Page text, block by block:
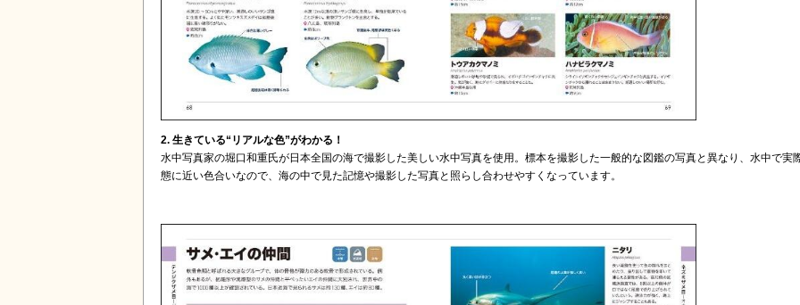
2. 生きている“リアルな色”がわかる！
水中写真家の堀口和重氏が日本全国の海で撮影した美しい水中写真を使用。標本を撮影した一般的な図鑑の写真と異なり、水中で実
態に近い色合いなので、海の中で見た記憶や撮影した写真と照らし合わせやすくなっています。